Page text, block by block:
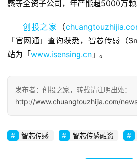
融
道
观
察
初
创
感等全资子公司，年产能超5000万颗
创投之家 （
「官网通」查询获悉，智芯传感（
站为「www.isensing.cn 」。
发布者：创投之家，转载请注明出处：
http://www.chuangtouzhijia.com/
智芯传感 智芯传感融资